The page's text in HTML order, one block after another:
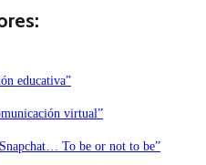
educativa”
virtual”
To be or not to be”